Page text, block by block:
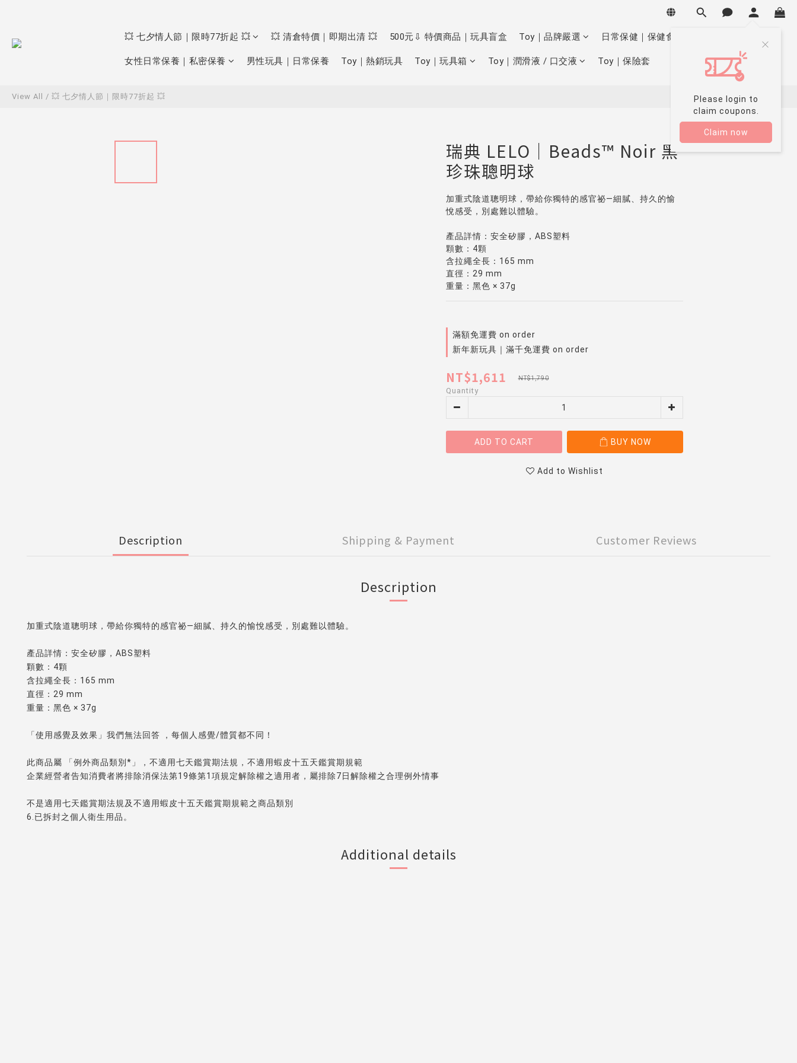
Please login to
claim coupons.
Claim now
💥 七夕情人節｜限時77折起 💥 💥 清倉特價｜即期出清 💥 500元⇩ 特價商品｜玩具盲盒 Toy｜品牌嚴選 日常保健｜保健食品
女性日常保養｜私密保養 男性玩具｜日常保養 Toy｜熱銷玩具 Toy｜玩具箱 Toy｜潤滑液 / 口交液 Toy｜保險套
View All / 💥 七夕情人節｜限時77折起 💥
瑞典 LELO｜Beads™ Noir 黑
珍珠聰明球
加重式陰道聰明球，帶給你獨特的感官祕—細膩、持久的愉
悅感受，別處難以體驗。
產品詳情：安全矽膠，ABS塑料
顆數：4顆
含拉繩全長：165 mm
直徑：29 mm
重量：黑色 × 37g
滿額免運費 on order
新年新玩具｜滿千免運費 on order
NT$1,611 NT$1,790
Quantity
ADD TO CART BUY NOW
Add to Wishlist
Description Shipping & Payment Customer Reviews
Description
加重式陰道聰明球，帶給你獨特的感官祕—細膩、持久的愉悅感受，別處難以體驗。
產品詳情：安全矽膠，ABS塑料
顆數：4顆
含拉繩全長：165 mm
直徑：29 mm
重量：黑色 × 37g
「使用感覺及效果」我們無法回答 ，每個人感覺/體質都不同！
此商品屬 「例外商品類別*」，不適用七天鑑賞期法規，不適用蝦皮十五天鑑賞期規範
企業經營者告知消費者將排除消保法第19條第1項規定解除權之適用者，屬排除7日解除權之合理例外情事
不是適用七天鑑賞期法規及不適用蝦皮十五天鑑賞期規範之商品類別
6.已拆封之個人衛生用品。
Additional details
BUY NOW